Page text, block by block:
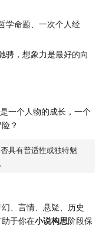
学命题、一次个人经
骋，想象力是最好的向
一个人物的成长，一个
？
具有普适性或独特魅
、言情、悬疑、历史
于你在小说构思阶段保